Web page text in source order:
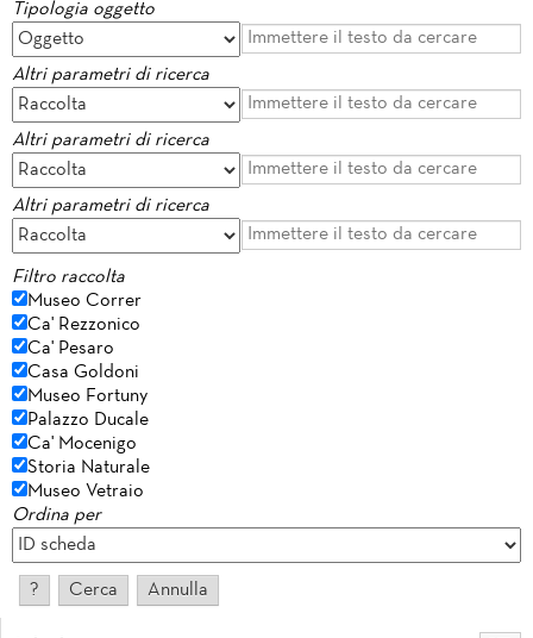
Tipologia oggetto
Altri parametri di ricerca
Altri parametri di ricerca
Altri parametri di ricerca
Filtro raccolta
Museo Correr
Ca' Rezzonico
Ca' Pesaro
Casa Goldoni
Museo Fortuny
Palazzo Ducale
Ca' Mocenigo
Storia Naturale
Museo Vetraio
Ordina per